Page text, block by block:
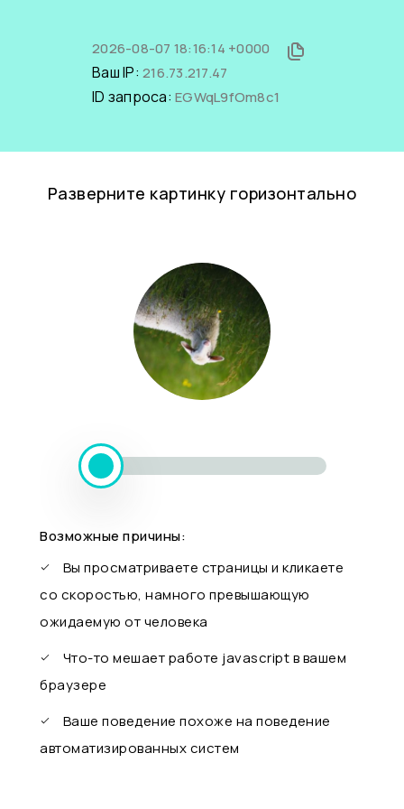
2026-08-07 18:16:14 +0000
Ваш IP: 216.73.217.47
ID запроса: EGWqL9fOm8c1
Разверните картинку горизонтально
Возможные причины:
Вы просматриваете страницы и кликаете
со скоростью, намного превышающую
ожидаемую от человека
Что-то мешает работе javascript в вашем
браузере
Ваше поведение похоже на поведение
автоматизированных систем